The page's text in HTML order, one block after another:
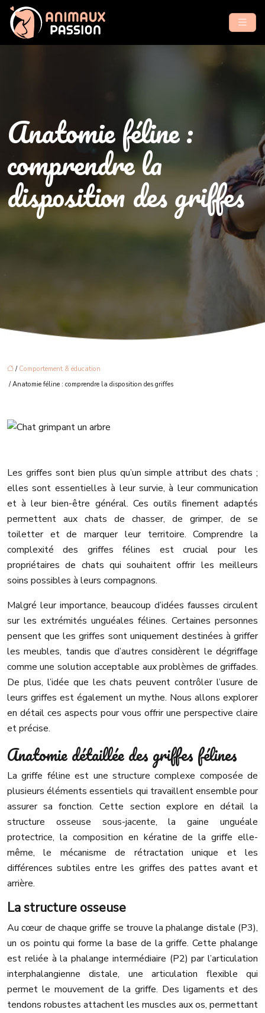
Anatomie féline :
comprendre la
disposition des griffes
/ Comportement & éducation
/ Anatomie féline : comprendre la disposition des griffes
Les griffes sont bien plus qu’un simple attribut des chats ;
elles sont essentielles à leur survie, à leur communication
et à leur bien-être général. Ces outils finement adaptés
permettent aux chats de chasser, de grimper, de se
toiletter et de marquer leur territoire. Comprendre la
complexité des griffes félines est crucial pour les
propriétaires de chats qui souhaitent offrir les meilleurs
soins possibles à leurs compagnons.
Malgré leur importance, beaucoup d’idées fausses circulent
sur les extrémités unguéales félines. Certaines personnes
pensent que les griffes sont uniquement destinées à griffer
les meubles, tandis que d’autres considèrent le dégriffage
comme une solution acceptable aux problèmes de griffades.
De plus, l’idée que les chats peuvent contrôler l’usure de
leurs griffes est également un mythe. Nous allons explorer
en détail ces aspects pour vous offrir une perspective claire
et précise.
Anatomie détaillée des griffes félines
La griffe féline est une structure complexe composée de
plusieurs éléments essentiels qui travaillent ensemble pour
assurer sa fonction. Cette section explore en détail la
structure osseuse sous-jacente, la gaine unguéale
protectrice, la composition en kératine de la griffe elle-
même, le mécanisme de rétractation unique et les
différences subtiles entre les griffes des pattes avant et
arrière.
La structure osseuse
Au cœur de chaque griffe se trouve la phalange distale (P3),
un os pointu qui forme la base de la griffe. Cette phalange
est reliée à la phalange intermédiaire (P2) par l’articulation
interphalangienne distale, une articulation flexible qui
permet le mouvement de la griffe. Des ligaments et des
tendons robustes attachent les muscles aux os, permettant